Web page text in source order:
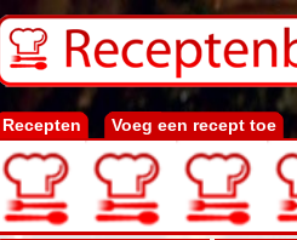
Recepten Voeg een recept toe